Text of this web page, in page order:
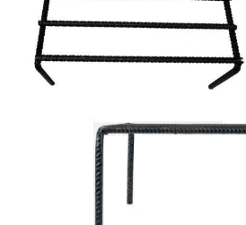
Jardim
Piscinas